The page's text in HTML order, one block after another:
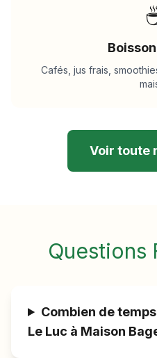
Cafés, jus frais,
Voir toute
Questions
Combien de
Le Luc à Maison